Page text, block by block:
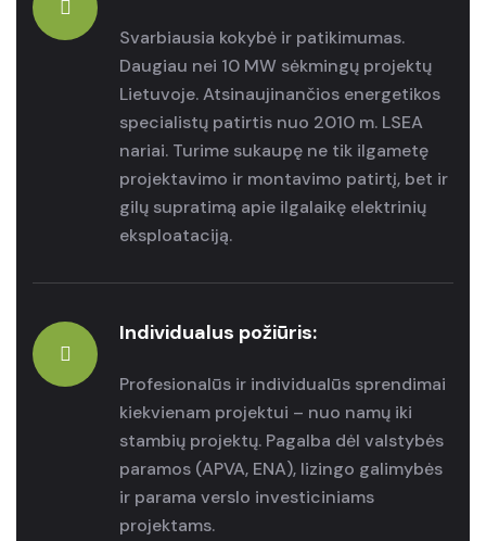
Svarbiausia kokybė ir patikimumas.
Daugiau nei 10 MW sėkmingų projektų
Lietuvoje. Atsinaujinančios energetikos
specialistų patirtis nuo 2010 m. LSEA
nariai. Turime sukaupę ne tik ilgametę
projektavimo ir montavimo patirtį, bet ir
gilų supratimą apie ilgalaikę elektrinių
eksploataciją.
Individualus požiūris:
Profesionalūs ir individualūs sprendimai
kiekvienam projektui – nuo namų iki
stambių projektų. Pagalba dėl valstybės
paramos (APVA, ENA), lizingo galimybės
ir parama verslo investiciniams
projektams.